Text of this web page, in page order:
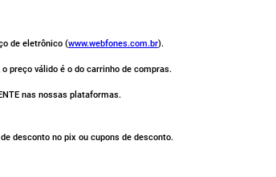
de eletrônico (www.webfones.com.br).
preço válido é o do carrinho de compras.
nas nossas plataformas.
desconto no pix ou cupons de desconto.